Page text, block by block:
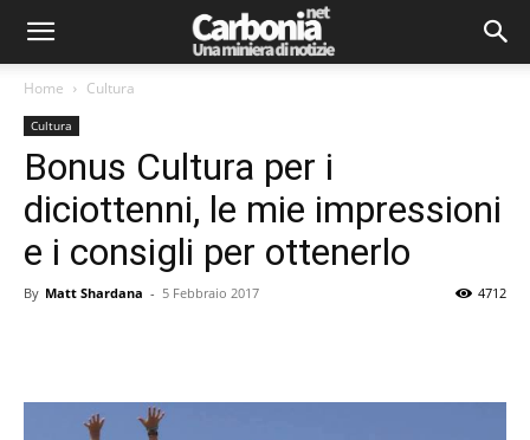
Home Cultura
Cultura
Bonus Cultura per i
diciottenni, le mie impressioni
e i consigli per ottenerlo
By Matt Shardana - 5 Febbraio 2017 4712